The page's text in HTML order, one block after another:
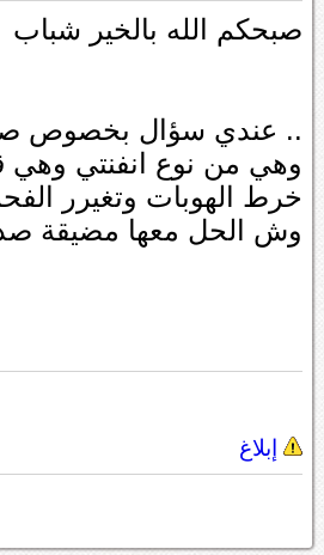
صبحكم الله بالخير شباب
.. عندي سؤال بخصوص
وهي من نوع انفنتي وهي
خرط الهوبات وتغيرر
وش الحل معها مضيقة
إبلاغ